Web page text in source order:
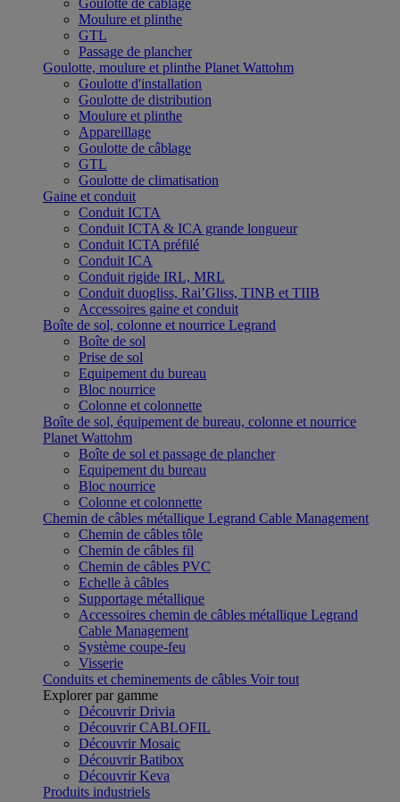
Goulotte de câblage
Moulure et plinthe
GTL
Passage de plancher
Goulotte, moulure et plinthe Planet Wattohm
Goulotte d'installation
Goulotte de distribution
Moulure et plinthe
Appareillage
Goulotte de câblage
GTL
Goulotte de climatisation
Gaine et conduit
Conduit ICTA
Conduit ICTA & ICA grande longueur
Conduit ICTA préfilé
Conduit ICA
Conduit rigide IRL, MRL
Conduit duogliss, Rai’Gliss, TINB et TIIB
Accessoires gaine et conduit
Boîte de sol, colonne et nourrice Legrand
Boîte de sol
Prise de sol
Equipement du bureau
Bloc nourrice
Colonne et colonnette
Boîte de sol, équipement de bureau, colonne et nourrice
Planet Wattohm
Boîte de sol et passage de plancher
Equipement du bureau
Bloc nourrice
Colonne et colonnette
Chemin de câbles métallique Legrand Cable Management
Chemin de câbles tôle
Chemin de câbles fil
Chemin de câbles PVC
Echelle à câbles
Supportage métallique
Accessoires chemin de câbles métallique Legrand
Cable Management
Système coupe-feu
Visserie
Conduits et cheminements de câbles Voir tout
Explorer par gamme
Découvrir Drivia
Découvrir CABLOFIL
Découvrir Mosaic
Découvrir Batibox
Découvrir Keva
Produits industriels